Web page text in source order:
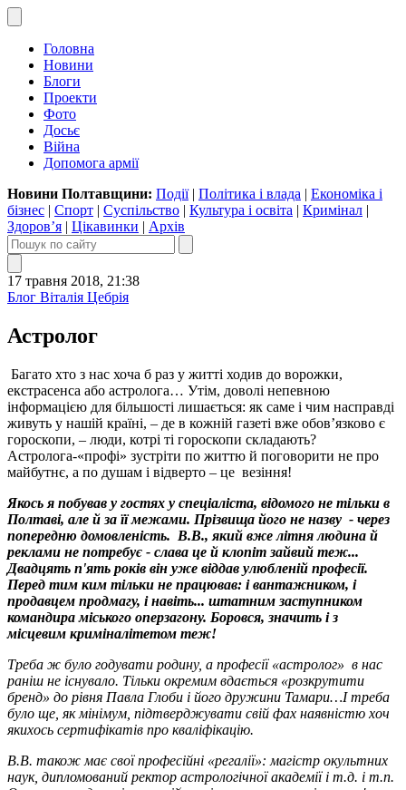
Головна
Новини
Блоги
Проекти
Фото
Досьє
Війна
Допомога армії
Новини Полтавщини: Події| Політика і влада | Економіка і
бізнес | Спорт | Суспільство | Культура і освіта | Кримінал |
Здоров’я | Цікавинки | Архів
17 травня 2018, 21:38
Блог Віталія Цебрія
Астролог
Багато хто з нас хоча б раз у житті ходив до ворожки,
екстрасенса або астролога… Утім, доволі непевною
інформацією для більшості лишається: як саме і чим насправді
живуть у нашій країні, – де в кожній газеті вже обов’язково є
гороскопи, – люди, котрі ті гороскопи складають?
Астролога-«профі» зустріти по життю й поговорити не про
майбутнє, а по душам і відверто – це везіння!
Якось я побував у гостях у спеціаліста, відомого не тільки в
Полтаві, але й за її межами. Прізвища його не назву - через
попередню домовленість. В.В., який вже літня людина й
реклами не потребує - слава це й клопіт зайвий теж...
Двадцять п'ять років він уже віддав улюбленій професії.
Перед тим ким тільки не працював: і вантажником, і
продавцем продмагу, і навіть... штатним заступником
командира міського оперзагону. Боровся, значить і з
місцевим криміналітетом теж!
Треба ж було годувати родину, а професії «астролог» в нас
раніш не існувало. Тільки окремим вдається «розкрутити
бренд» до рівня Павла Глоби і його дружини Тамари…І треба
було ще, як мінімум, підтверджувати свій фах наявністю хоч
якихось сертифікатів про кваліфікацію.
В.В. також має свої професійні «регалії»: магістр окультних
наук, дипломований ректор астрологічної академії і т.д. і т.п.